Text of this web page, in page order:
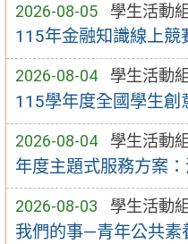
2026-08-05 學生活動組
115年金融知識線上競
2026-08-04 學生活動組
115學年度全國學生創
2026-08-04 學生活動組
年度主題式服務方案
2026-08-03 學生活動組
我們的事—青年公共素